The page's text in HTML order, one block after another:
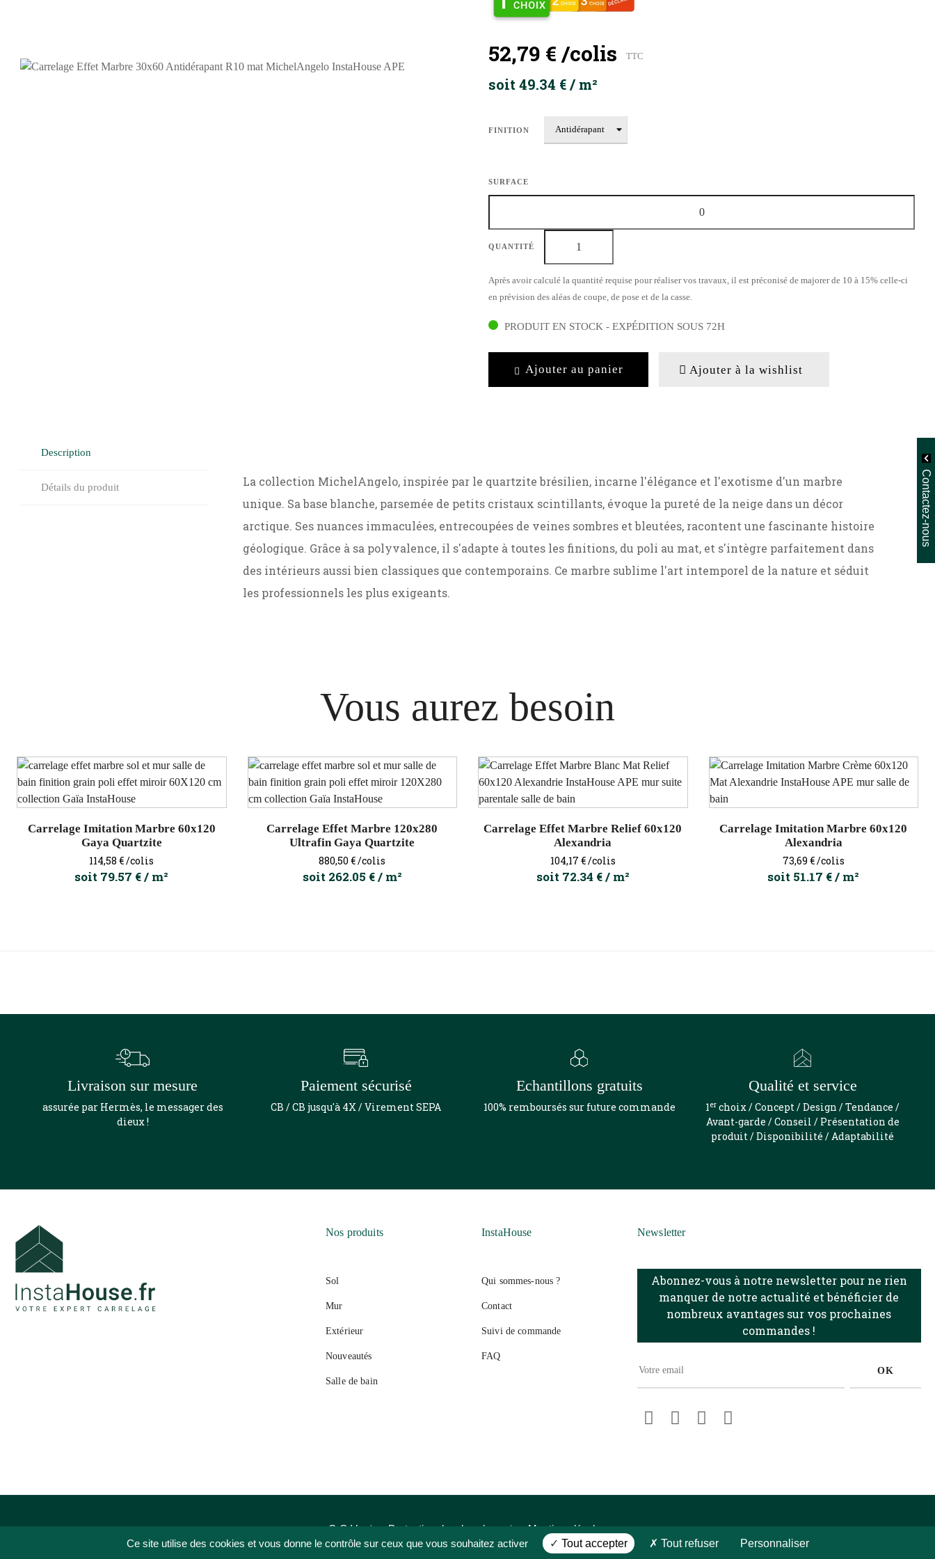
52,79 € /colis TTC
soit 49.34 € / m²
FINITION
SURFACE
QUANTITÉ
Après avoir calculé la quantité requise pour réaliser vos travaux, il est préconisé de majorer de 10 à 15% celle-ci
en prévision des aléas de coupe, de pose et de la casse.
PRODUIT EN STOCK - EXPÉDITION SOUS 72H
Ajouter au panier Ajouter à la wishlist
Description
Détails du produit
La collection MichelAngelo, inspirée par le quartzite brésilien, incarne l'élégance et l'exotisme d'un marbre
unique. Sa base blanche, parsemée de petits cristaux scintillants, évoque la pureté de la neige dans un décor
arctique. Ses nuances immaculées, entrecoupées de veines sombres et bleutées, racontent une fascinante histoire
géologique. Grâce à sa polyvalence, il s'adapte à toutes les finitions, du poli au mat, et s'intègre parfaitement dans
des intérieurs aussi bien classiques que contemporains. Ce marbre sublime l'art intemporel de la nature et séduit
les professionnels les plus exigeants.
Vous aurez besoin
Carrelage Imitation Marbre 60x120
Gaya Quartzite
Prix
114,58 €/colis
soit 79.57 € / m²
Carrelage Effet Marbre 120x280
Ultrafin Gaya Quartzite
Prix
880,50 €/colis
soit 262.05 € / m²
Carrelage Effet Marbre Relief 60x120
Alexandria
Prix
104,17 €/colis
soit 72.34 € / m²
Carrelage Imitation Marbre 60x120
Alexandria
Prix
73,69 €/colis
soit 51.17 € / m²
Livraison sur mesure
assurée par Hermès, le messager des
dieux !
Paiement sécurisé
CB / CB jusqu'à 4X / Virement SEPA
Echantillons gratuits
100% remboursés sur future commande
Qualité et service
1er choix / Concept / Design / Tendance /
Avant-garde / Conseil / Présentation de
produit / Disponibilité / Adaptabilité
Nos produits
Sol
Mur
Extérieur
Nouveautés
Salle de bain
InstaHouse
Qui sommes-nous ?
Contact
Suivi de commande
FAQ
Newsletter
Abonnez-vous à notre newsletter pour ne rien
manquer de notre actualité et bénéficier de
nombreux avantages sur vos prochaines
commandes !
OK
Contactez-nous
C.G.V Protection des données Mentions légales
Ce site utilise des cookies et vous donne le contrôle sur ceux que vous souhaitez activer Tout accepter Tout refuser Personnaliser